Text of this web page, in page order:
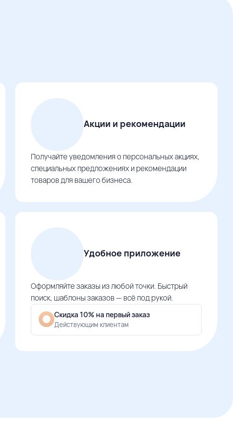
Акции и рекомендации
Получайте уведомления о персональных акциях,
специальных предложениях и рекомендации
товаров для вашего бизнеса.
Удобное приложение
Оформляйте заказы из любой точки. Быстрый
поиск, шаблоны заказов — всё под рукой.
Скидка 10% на первый заказ
Действующим клиентам